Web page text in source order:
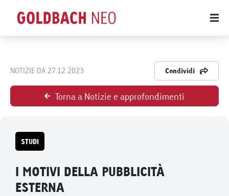
NOTIZIE DA 27.12.2023 Condividi
Torna a Notizie e approfondimenti
STUDI
I MOTIVI DELLA PUBBLICITÀ
ESTERNA